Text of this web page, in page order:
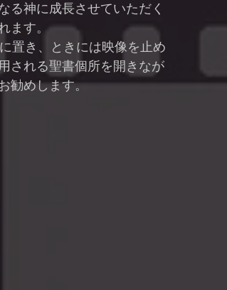
る神に成長させていただく
ます。
される聖書個所を開きなが
勧めします。